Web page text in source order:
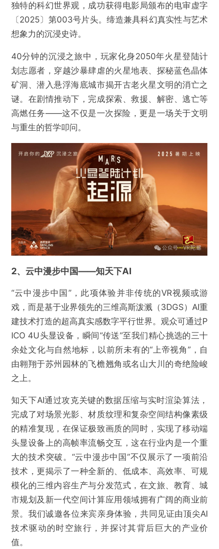
独特的科幻世界观，成功获得电影局颁布的电审虚字
〔2025〕第003号片头。缔造兼具科幻真实性与艺术
想象力的沉浸史诗。
40分钟的沉浸之旅中，玩家化身2050年火星登陆计
划志愿者，穿越沙暴肆虐的火星地表、探秘蓝色晶体
矿洞、潜入悬浮海底城市揭开古老火星文明的消亡之
谜。在剧情推动下，完成探索、救援、解密、逃亡等
高燃任务——这不仅是一次探险，更是一场关于文明
与重生的哲学叩问。
2、云中漫步中国——知天下AI
“云中漫步中国”，此项体验并非传统的VR视频或游
戏，而是基于业界领先的三维高斯泼溅（3DGS）AI重
建技术打造的超高真实感数字平行世界。观众可通过P
ICO 4U头显设备，瞬间“传送”至我们精心挑选的三十
余处文化与自然地标，以前所未有的“上帝视角”，自
由翱翔于苏州园林的飞檐翘角或名山大川的奇绝险峻
之上。
知天下AI通过攻克关键的数据压缩与实时渲染算法，
完成了对场景光影、材质纹理和复杂空间结构像素级
的精准复现，在保证极致画质的同时，实现了移动端
头显设备上的高帧率流畅交互，这在行业内是一个重
大的技术突破。“云中漫步中国”不仅展示了一项前沿
技术，更揭示了一种全新的、低成本、高效率、可规
模化的三维内容生产与分发范式，在文旅、教育、城
市规划及新一代空间计算应用领域拥有广阔的商业前
景。我们诚邀各位来宾亲身体验，共同见证由顶尖AI
技术驱动的时空旅行，并探讨其背后巨大的产业价
值。